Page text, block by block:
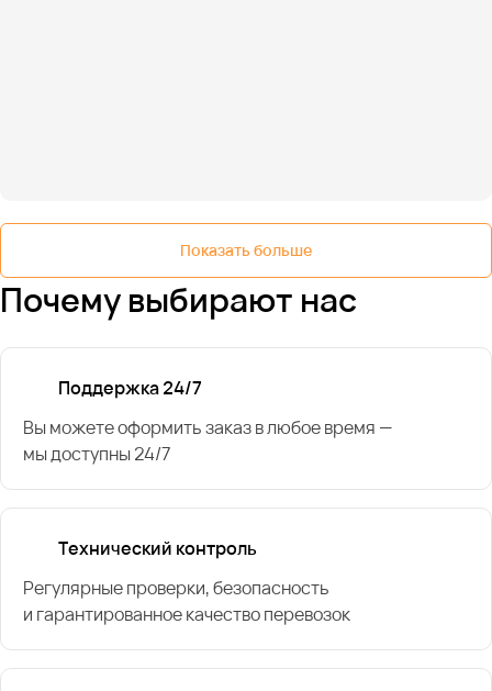
Показать больше
Почему выбирают нас
Поддержка 24/7
Вы можете оформить заказ в любое время —
мы доступны 24/7
Технический контроль
Регулярные проверки, безопасность
и гарантированное качество перевозок